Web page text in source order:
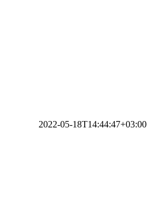
2022-05-18T14:44:47+03:00